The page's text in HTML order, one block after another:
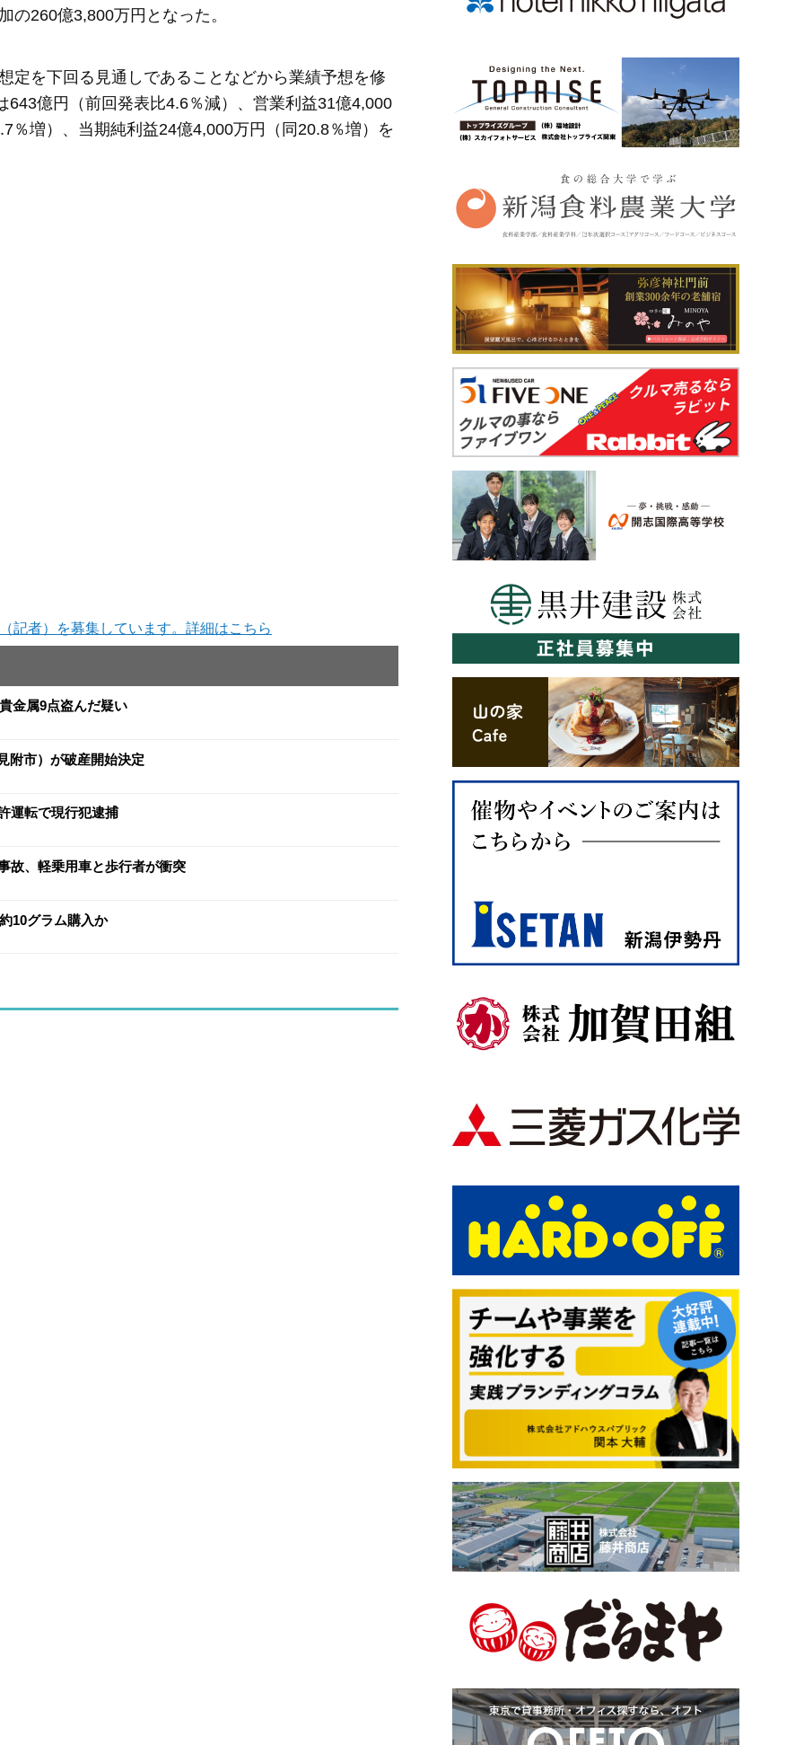
の260億3,800万円となった。
定を下回る見通しであることなどから業績予想を修
億円（前回発表比4.6％減）、営業利益31億4,000
％増）、当期純利益24億4,000万円（同20.8％増）を
記者）を募集しています。詳細はこちら
金属9点盗んだ疑い
附市）が破産開始決定
運転で現行犯逮捕
故、軽乗用車と歩行者が衝突
10グラム購入か